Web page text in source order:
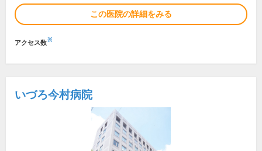
この医院の詳細をみる
アクセス数※
いづろ今村病院